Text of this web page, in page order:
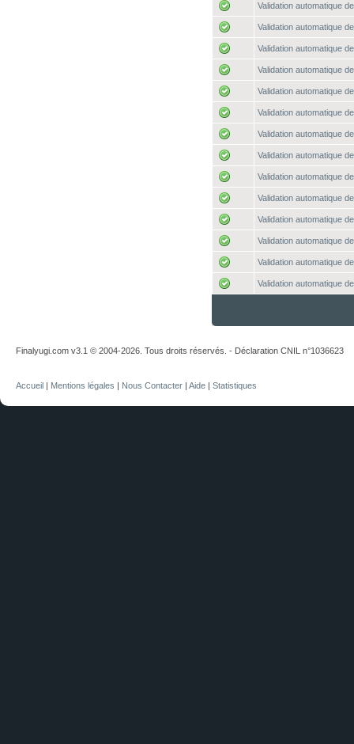
Validation automatique
Validation automatique
Validation automatique
Validation automatique
Validation automatique
Validation automatique
Validation automatique
Validation automatique
Validation automatique
Validation automatique
Validation automatique
Validation automatique
Validation automatique
Validation automatique
Finalyugi.com v3.1 © 2004-2026. Tous droits réservés. - Déclaration CNIL n°1036623
Accueil | Mentions légales | Nous Contacter | Aide | Statistiques